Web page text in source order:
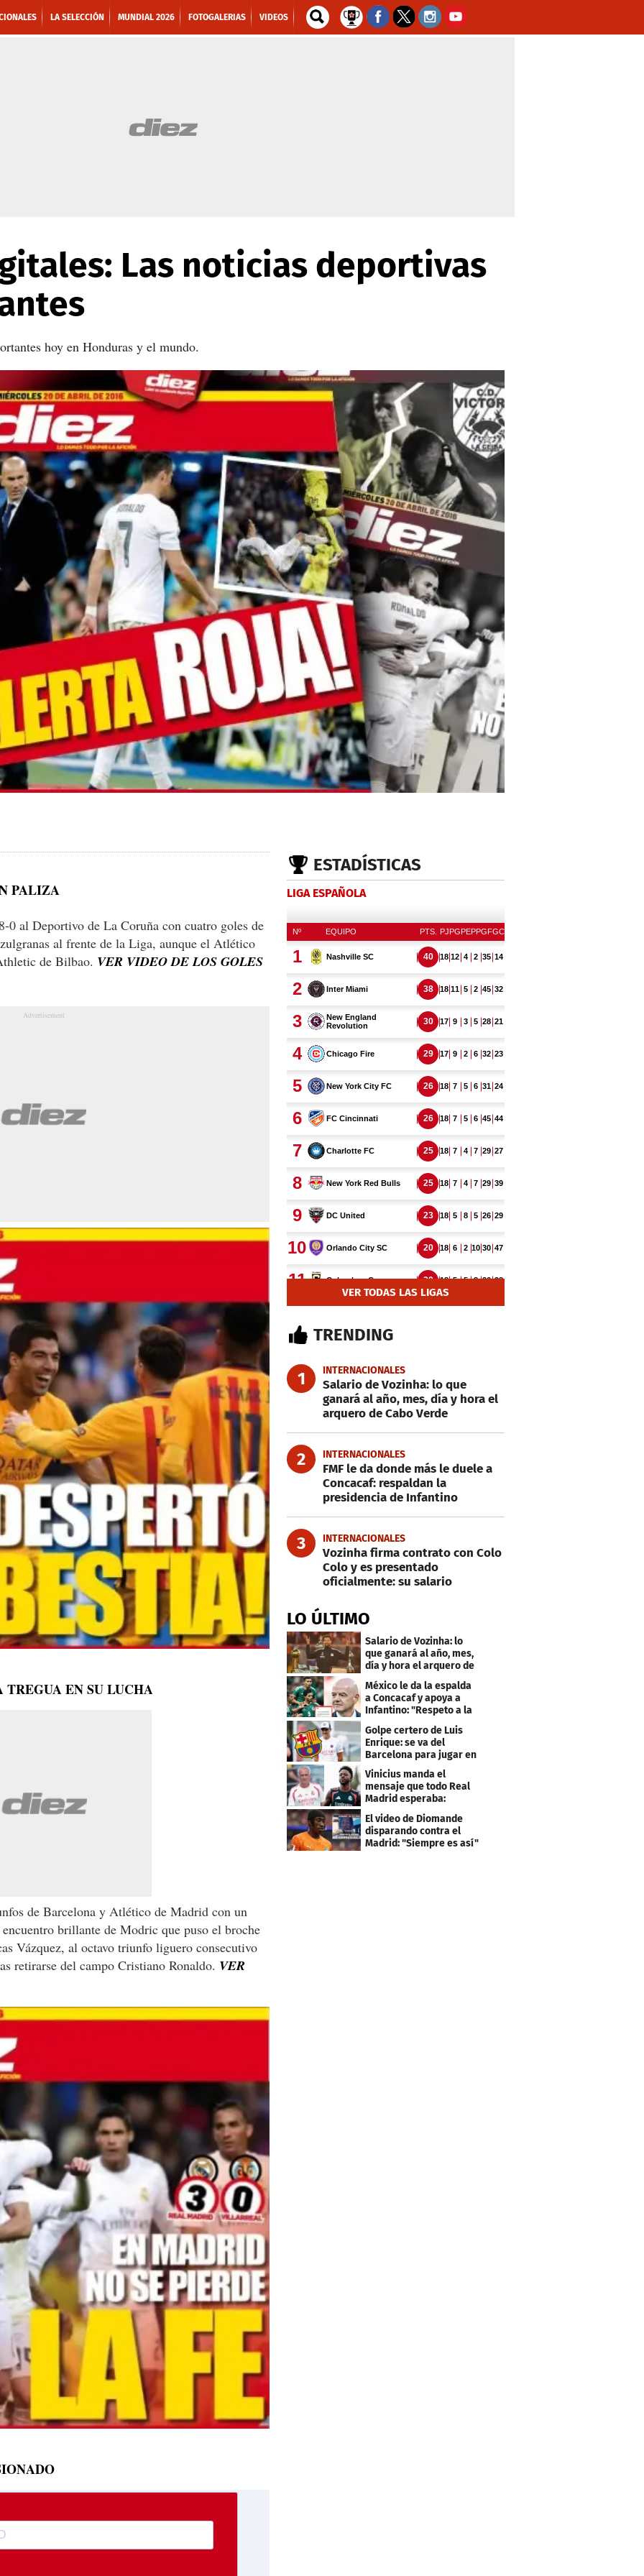
LA SELECCIÓN MUNDIAL 2026 FOTOGALERIAS VIDEOS
Las noticias deportivas
hoy en Honduras y el mundo.
PALIZA
0 al Deportivo de La Coruña con cuatro goles de
al frente de la Liga, aunque el Atlético
de Bilbao. VER VIDEO DE LOS GOLES
EN SU LUCHA
de Barcelona y Atlético de Madrid con un
brillante de Modric que puso el broche
Vázquez, al octavo triunfo liguero consecutivo
retirarse del campo Cristiano Ronaldo. VER
ESTADÍSTICAS
LIGA ESPAÑOLA
VER TODAS LAS LIGAS
TRENDING
1 INTERNACIONALES
Salario de Vozinha: lo que
ganará al año, mes, día y hora el
arquero de Cabo Verde
2 INTERNACIONALES
FMF le da donde más le duele a
Concacaf: respaldan la
presidencia de Infantino
3 INTERNACIONALES
Vozinha firma contrato con Colo
Colo y es presentado
oficialmente: su salario
LO ÚLTIMO
Salario de Vozinha: lo
que ganará al año, mes,
día y hora el arquero de
Cabo Verde
México le da la espalda
a Concacaf y apoya a
Infantino: "Respeto a la
gobernanza"
Golpe certero de Luis
Enrique: se va del
Barcelona para jugar en
el PSG
Vinicius manda el
mensaje que todo Real
Madrid esperaba:
"Mourinho..."
El video de Diomande
disparando contra el
Madrid: "Siempre es así"